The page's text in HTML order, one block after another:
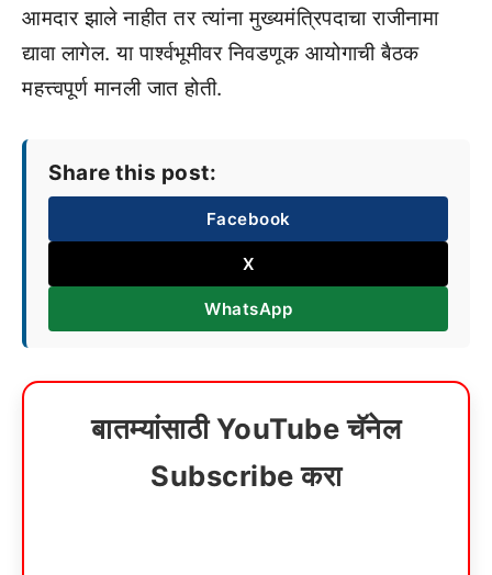
आमदार झाले नाहीत तर त्यांना मुख्यमंत्रिपदाचा राजीनामा
द्यावा लागेल. या पार्श्वभूमीवर निवडणूक आयोगाची बैठक
महत्त्वपूर्ण मानली जात होती.
Share this post:
Facebook
X
WhatsApp
बातम्यांसाठी YouTube चॅनेल
Subscribe करा